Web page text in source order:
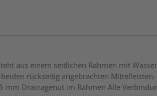
aus einem seitlichen Rahmen mit
rückseitig angebrachten
Drainagenut im Rahmen Alle